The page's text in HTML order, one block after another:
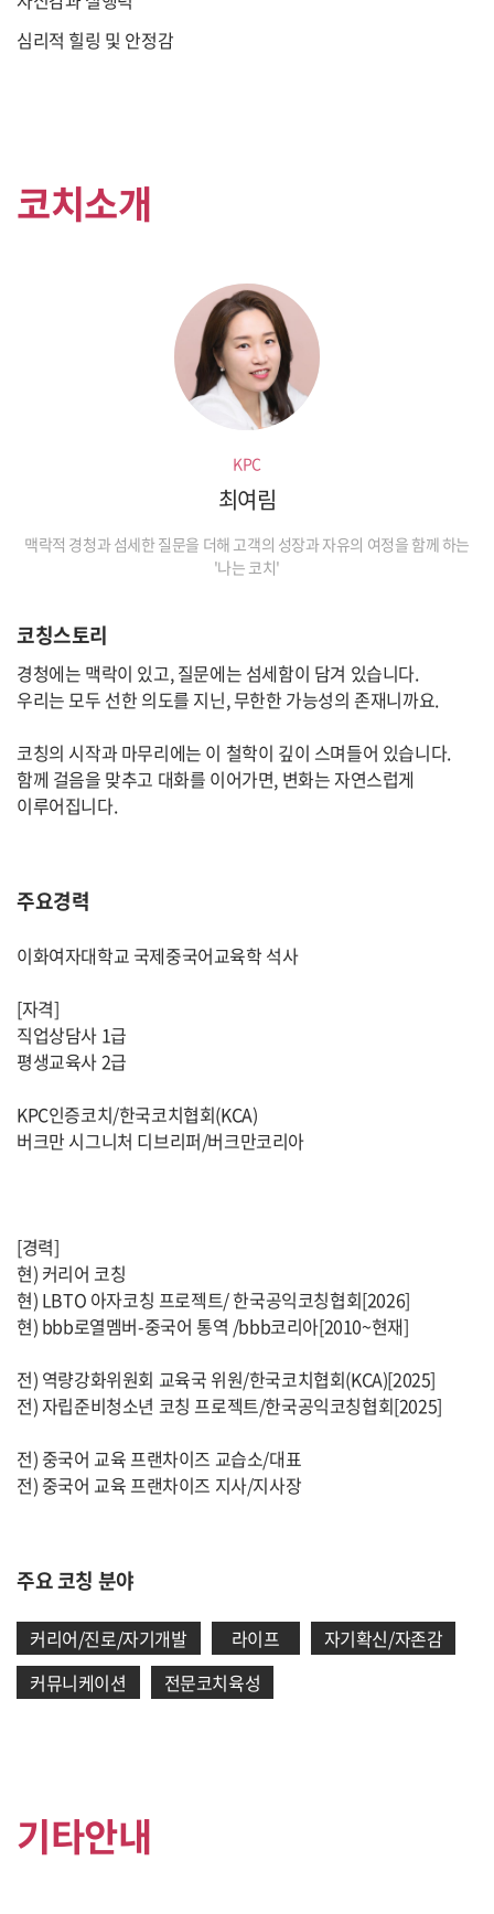
심리적 힐링 및 안정감
코치소개
KPC
최여림
맥락적 경청과 섬세한 질문을 더해 고객의 성장과 자유의 여정을 함께 하는
'나는 코치'
코칭스토리
경청에는 맥락이 있고, 질문에는 섬세함이 담겨 있습니다.
우리는 모두 선한 의도를 지닌, 무한한 가능성의 존재니까요.
코칭의 시작과 마무리에는 이 철학이 깊이 스며들어 있습니다.
함께 걸음을 맞추고 대화를 이어가면, 변화는 자연스럽게
이루어집니다.
주요경력
이화여자대학교 국제중국어교육학 석사
[자격]
직업상담사 1급
평생교육사 2급
KPC인증코치/한국코치협회(KCA)
버크만 시그니처 디브리퍼/버크만코리아
[경력]
현) 커리어 코칭
현) LBTO 아자코칭 프로젝트/ 한국공익코칭협회[2026]
현) bbb로열멤버-중국어 통역 /bbb코리아[2010~현재]
전) 역량강화위원회 교육국 위원/한국코치협회(KCA)[2025]
전) 자립준비청소년 코칭 프로젝트/한국공익코칭협회[2025]
전) 중국어 교육 프랜차이즈 교습소/대표
전) 중국어 교육 프랜차이즈 지사/지사장
주요 코칭 분야
커리어/진로/자기개발 라이프
자기확신/자존감
커뮤니케이션
전문코치육성
기타안내